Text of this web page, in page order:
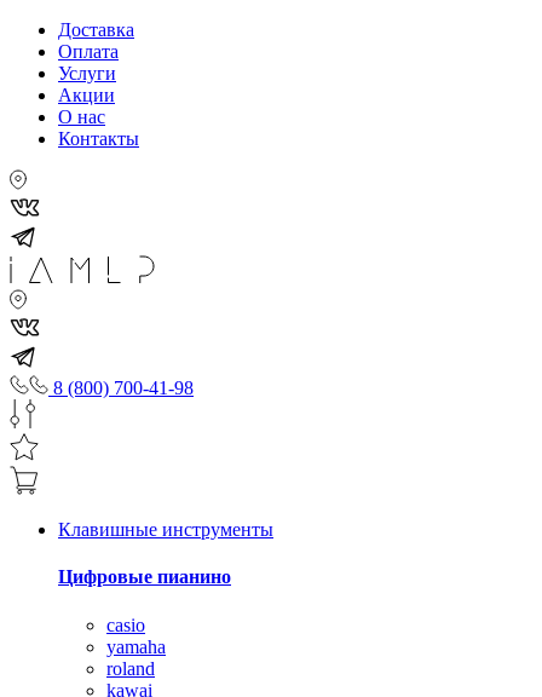
Доставка
Оплата
Услуги
Акции
О нас
Контакты
8 (800) 700-41-98
Клавишные инструменты
Цифровые пианино
casio
yamaha
roland
kawai